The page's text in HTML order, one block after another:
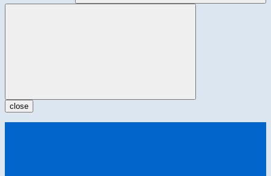
close